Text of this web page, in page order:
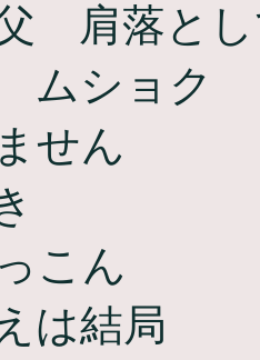
肩落と
ショク
せん
こん
は結局